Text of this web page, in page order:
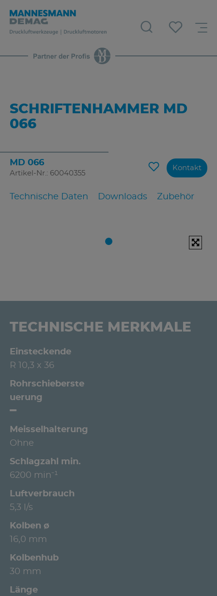
SCHRIFTENHAMMER MD
066
MD 066
Artikel-Nr.: 60040355
Technische Daten Downloads Zubehör
Kontakt
TECHNISCHE MERKMALE
Einsteckende
R 10,3 x 36
Rohrschieberste
uerung
Meisselhalterung
Ohne
Schlagzahl min.
6200 min⁻¹
Luftverbrauch
5,3 l/s
Kolben ø
16,0 mm
Kolbenhub
30 mm
Länge